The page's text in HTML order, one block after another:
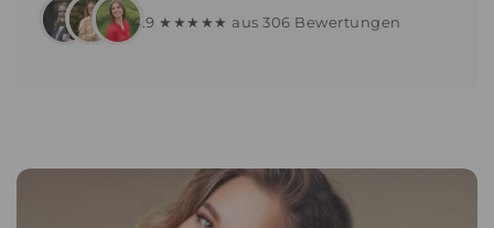
4.9 ★★★★★ aus 306 Bewertungen